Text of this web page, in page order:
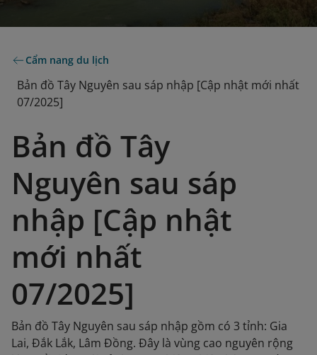
Cẩm nang du lịch
Bản đồ Tây Nguyên sau sáp nhập [Cập nhật mới nhất
07/2025]
Bản đồ Tây
Nguyên sau sáp
nhập [Cập nhật
mới nhất
07/2025]
Bản đồ Tây Nguyên sau sáp nhập gồm có 3 tỉnh: Gia
Lai, Đắk Lắk, Lâm Đồng. Đây là vùng cao nguyên rộng